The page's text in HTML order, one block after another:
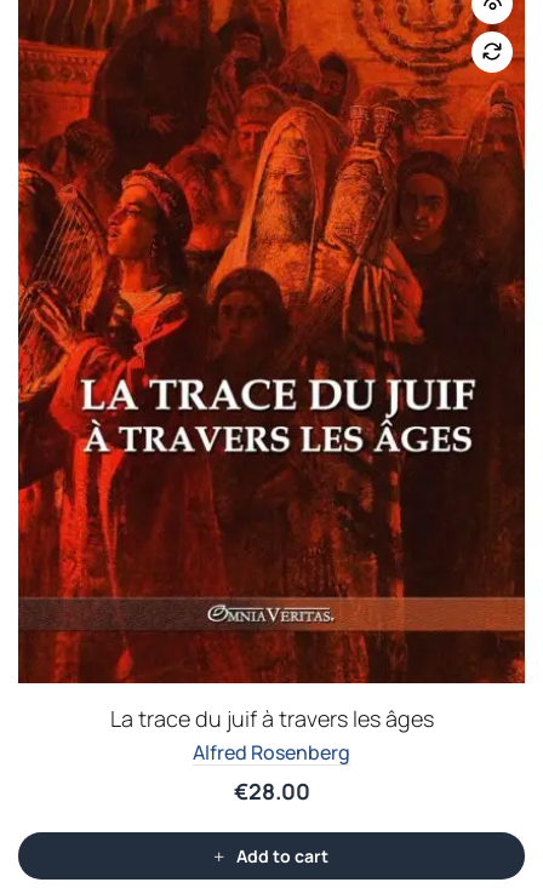
La trace du juif à travers les âges
Alfred Rosenberg
€28.00
Add to cart